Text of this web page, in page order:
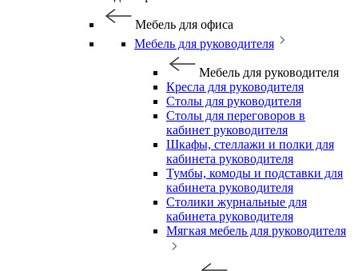
Мебель для офиса
Мебель для руководителя
Мебель для руководителя
Кресла для руководителя
Столы для руководителя
Столы для переговоров в
кабинет руководителя
Шкафы, стеллажи и полки для
кабинета руководителя
Тумбы, комоды и подставки для
кабинета руководителя
Столики журнальные для
кабинета руководителя
Мягкая мебель для руководителя